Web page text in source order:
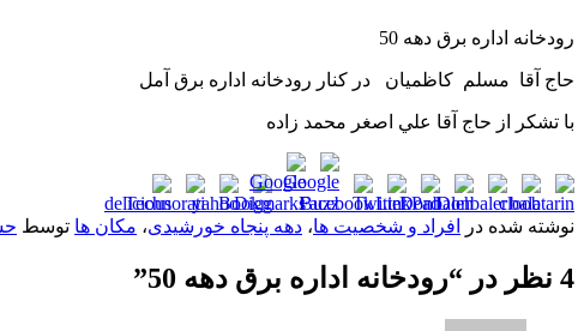
رودخانه اداره برق دهه 50
حاج آقا مسلم کاظميان در کنار رودخانه اداره برق آمل
با تشکر از حاج آقا علي اصغر محمد زاده
نوشته شده در افراد و شخصیت ها، دهه پنجاه خورشیدی، مکان ها توسط
4 نظر در “ رودخانه اداره برق دهه 50 ”